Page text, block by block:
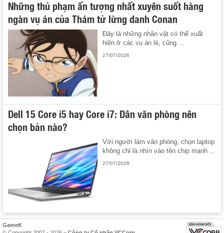
Những thủ phạm ấn tượng nhất xuyên suốt hàng
ngàn vụ án của Thám tử lừng danh Conan
Đây là những nhân vật có thể xuất
hiện ở các vụ án lẻ, cũng ...
27/07/2026
Dell 15 Core i5 hay Core i7: Dân văn phòng nên
chọn bản nào?
Với người làm văn phòng, chọn laptop
không chỉ là nhìn vào tên chip mạnh ...
27/07/2026
GameK